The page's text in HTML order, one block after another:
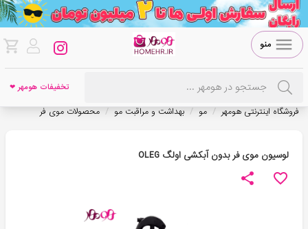
منو
تخفیفات هومهر ❤
فروشگاه اینترنتی هومهر / مو / بهداشت و مراقبت مو / محصولات موی فر
لوسیون موی فر بدون آبکشی اولگ OLEG